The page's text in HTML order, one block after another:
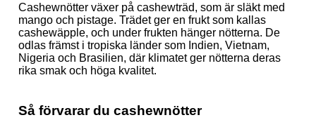
Cashewnötter växer på cashewträd, som är släkt med
mango och pistage. Trädet ger en frukt som kallas
cashewäpple, och under frukten hänger nötterna. De
odlas främst i tropiska länder som Indien, Vietnam,
Nigeria och Brasilien, där klimatet ger nötterna deras
rika smak och höga kvalitet.
Så förvarar du cashewnötter